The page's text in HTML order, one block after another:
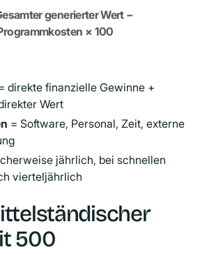
generierter Wert −
× 100
direkte finanzielle Gewinne +
Wert
= Software, Personal, Zeit, externe
jährlich, bei schnellen
vierteljährlich
500